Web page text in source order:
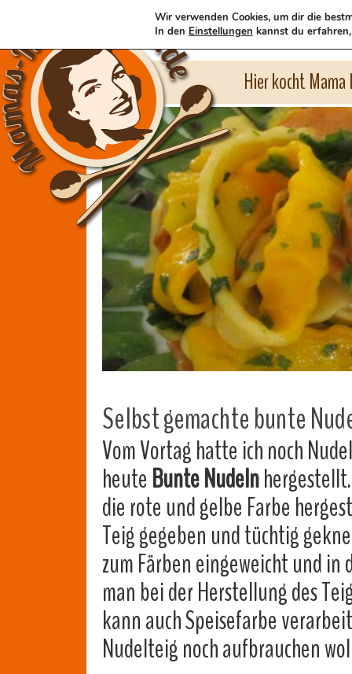
Hier kocht
Selbst gemachte bunte
Vom Vortag hatte ich noch
heute Bunte Nudeln
die rote und gelbe Farbe
Teig gegeben und tüchtig
zum Färben eingeweicht und
man bei der Herstellung des
kann auch Speisefarbe
Nudelteig noch aufbrauchen
Wir verwenden Cookies, um dir die
In den Einstellungen kannst du